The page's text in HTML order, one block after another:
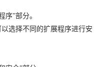
序”部分。
选择不同的扩展程序进行安